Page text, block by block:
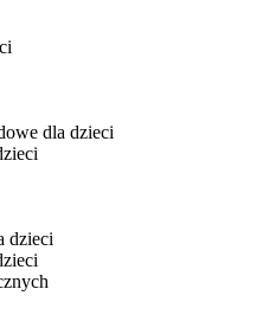
dla dzieci
dzieci